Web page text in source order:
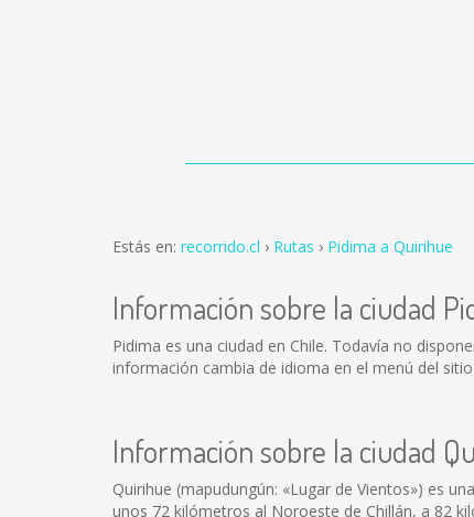
Estás en: recorrido.cl Rutas Pidima a Quirihue
Información sobre la ciudad
Pidima es una ciudad en Chile. Todavía no
información cambia de idioma en el menú del
Información sobre la ciudad
Quirihue (mapudungún: «Lugar de Vientos») es
unos 72 kilómetros al Noroeste de Chillán, a 82